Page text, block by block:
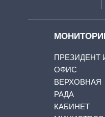
ПРЕЗИДЕНТ
ОФИС
ВЕРХОВНАЯ
РАДА
КАБИНЕТ